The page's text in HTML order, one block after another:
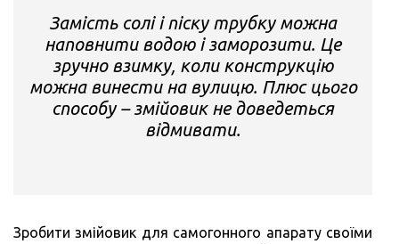
Замість солі і піску трубку можна
наповнити водою і заморозити. Це
зручно взимку, коли конструкцію
можна винести на вулицю. Плюс цього
способу – змійовик не доведеться
відмивати.
Зробити змійовик для самогонного апарату своїми